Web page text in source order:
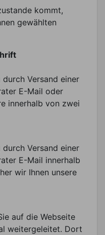
kommt,
gewählten
Versand einer
E-Mail oder
innerhalb von zwei
Versand einer
E-Mail innerhalb
wir Ihnen unsere
auf die Webseite
weitergeleitet. Dort